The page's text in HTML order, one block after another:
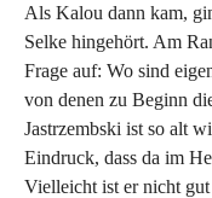
Als Kalou dann kam,
Selke hingehört. Am
Frage auf: Wo sind
von denen zu Beginn
Jastrzembski ist so alt
Eindruck, dass da im
Vielleicht ist er nicht